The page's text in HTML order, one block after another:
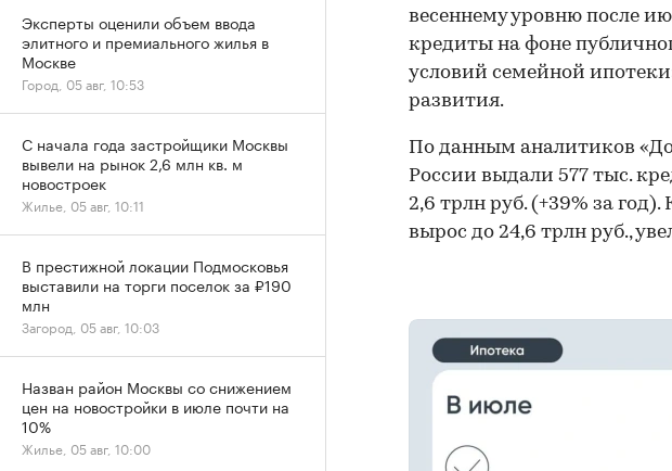
весеннему уровню после
кредиты на фоне
условий семейной
развития.
По данным аналитиков
России выдали 577 тыс.
2,6 трлн руб. (+39% за
вырос до 24,6 трлн руб.,
Эксперты оценили объем ввода
элитного и премиального жилья в
Москве
Город, 05 авг, 10:53
С начала года застройщики Москвы
вывели на рынок 2,6 млн кв. м
новостроек
Жилье, 05 авг, 10:11
В престижной локации Подмосковья
выставили на торги поселок за ₽190
млн
Загород, 05 авг, 10:03
Назван район Москвы со снижением
цен на новостройки в июле почти на
10%
Жилье, 05 авг, 10:00